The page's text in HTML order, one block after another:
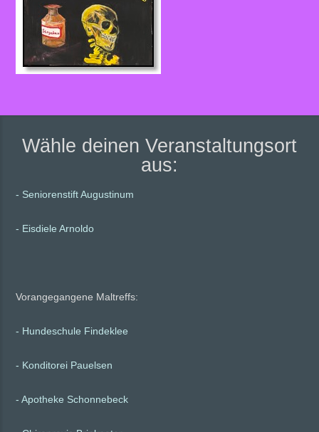
Wähle deinen Veranstaltungsort
aus:
- Seniorenstift Augustinum
- Eisdiele Arnoldo
Vorangegangene Maltreffs:
- Hundeschule Findeklee
- Konditorei Pauelsen
- Apotheke Schonnebeck